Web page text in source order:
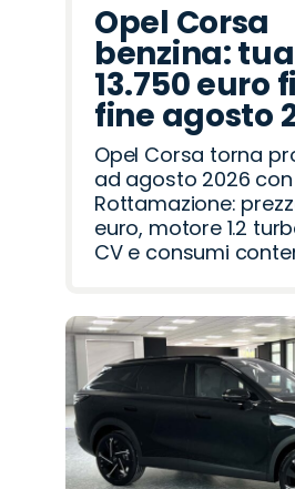
Opel Corsa
benzina:
13.750 euro
fine agosto
Opel Corsa torna
ad agosto 2026 con
Rottamazione:
euro, motore 1.2
CV e consumi